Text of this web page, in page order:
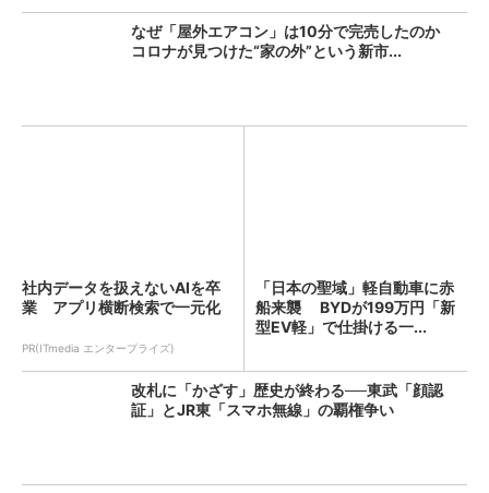
なぜ「屋外エアコン」は10分で完売したのか
コロナが見つけた“家の外”という新市...
社内データを扱えないAIを卒
業 アプリ横断検索で一元化
PR(ITmedia エンタープライズ)
「日本の聖域」軽自動車に赤
船来襲 BYDが199万円「新
型EV軽」で仕掛ける一...
改札に「かざす」歴史が終わる──東武「顔認
証」とJR東「スマホ無線」の覇権争い